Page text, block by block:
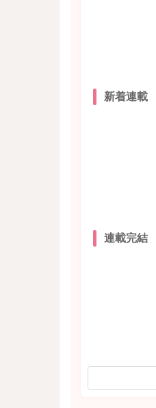
新着連載
連載完結